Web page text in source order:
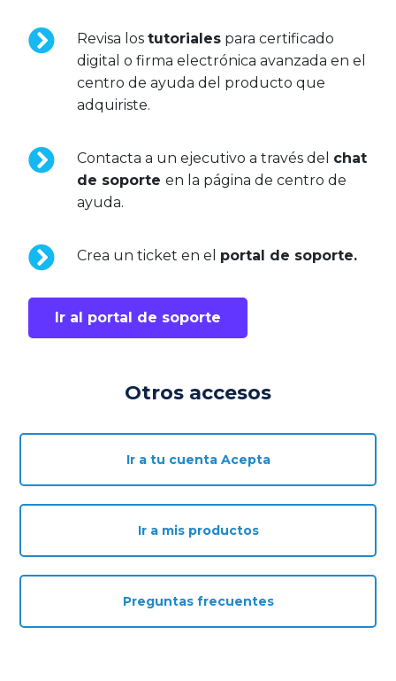
Revisa lostutoriales para certificado
digital o firma electrónica avanzada en el
centro de ayuda del producto que
adquiriste.
Contacta a un ejecutivo a través del chat
de soporteen la página de centro de
ayuda.
Crea un ticket en el portal de soporte.
Ir al portal de soporte
Otros accesos
Ir a tu cuenta Acepta
Ir a mis productos
Preguntas frecuentes